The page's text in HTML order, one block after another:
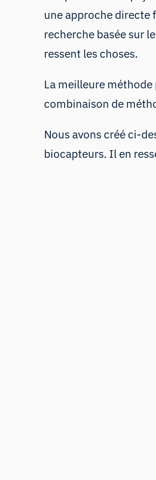
une approche directe
recherche basée sur
ressent les choses.
La meilleure
combinaison de
Nous avons créé ci-
biocapteurs. Il en